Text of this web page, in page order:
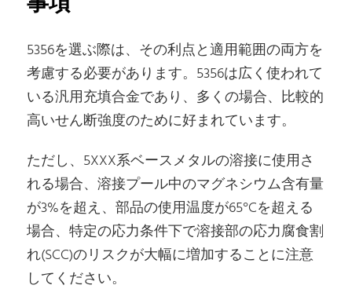
5356を選ぶ際は、その利点と適用範囲の両方を
考慮する必要があります。5356は広く使われて
いる汎用充填合金であり、多くの場合、比較的
高いせん断強度のために好まれています。
ただし、5XXX系ベースメタルの溶接に使用さ
れる場合、溶接プール中のマグネシウム含有量
が3%を超え、部品の使用温度が65°Cを超える
場合、特定の応力条件下で溶接部の応力腐食割
れ(SCC)のリスクが大幅に増加することに注意
してください。